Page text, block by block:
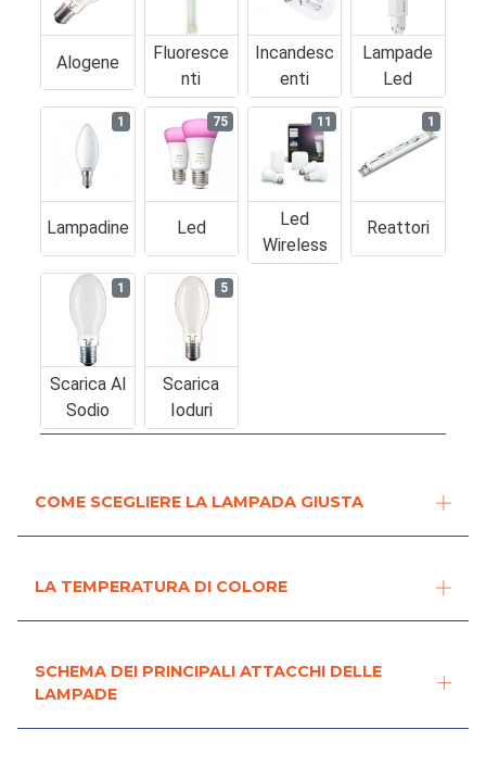
Alogene
Fluoresce
Nti
Incandesc
Enti
Lampade
Led
Lampadine
1
Led
75
Led
Wireless
11
Reattori
1
Scarica Al
Sodio
1
Scarica
Ioduri
5
COME SCEGLIERE LA LAMPADA GIUSTA
LA TEMPERATURA DI COLORE
SCHEMA DEI PRINCIPALI ATTACCHI DELLE
LAMPADE